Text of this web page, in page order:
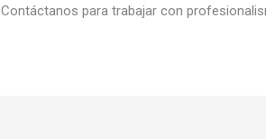
Contáctanos para trabajar con